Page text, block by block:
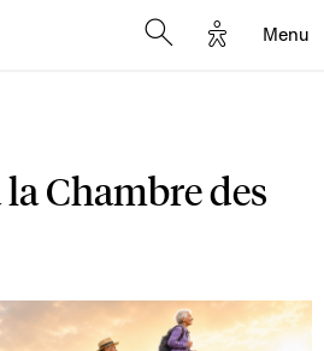
Options
Menu
Chambre des